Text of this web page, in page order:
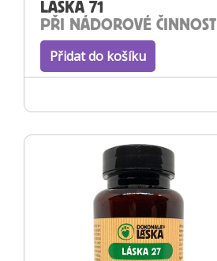
LÁSKA 71
PŘI NÁDOROVÉ ČINNOSTI
Přidat do košíku